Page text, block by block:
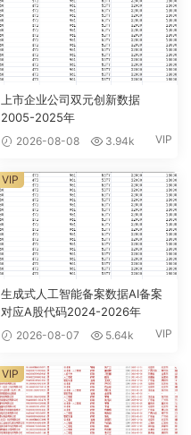
上市企业公司双元创新数据
2005-2025年
2026-08-08 3.94k VIP
生成式人工智能备案数据AI备案
对应A股代码2024-2026年
2026-08-07 5.64k VIP
VIP
VIP